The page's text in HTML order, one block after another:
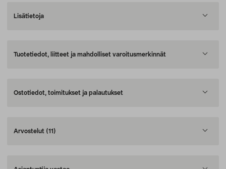
Lisätietoja
Tuotetiedot, liitteet ja mahdolliset varoitusmerkinnät
Ostotiedot, toimitukset ja palautukset
Arvostelut (11)